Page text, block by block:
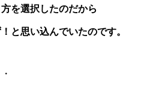
を選択したのだから
と思い込んでいたのです。